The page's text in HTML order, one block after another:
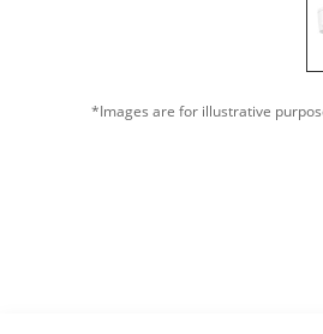
*Images are for illustrative